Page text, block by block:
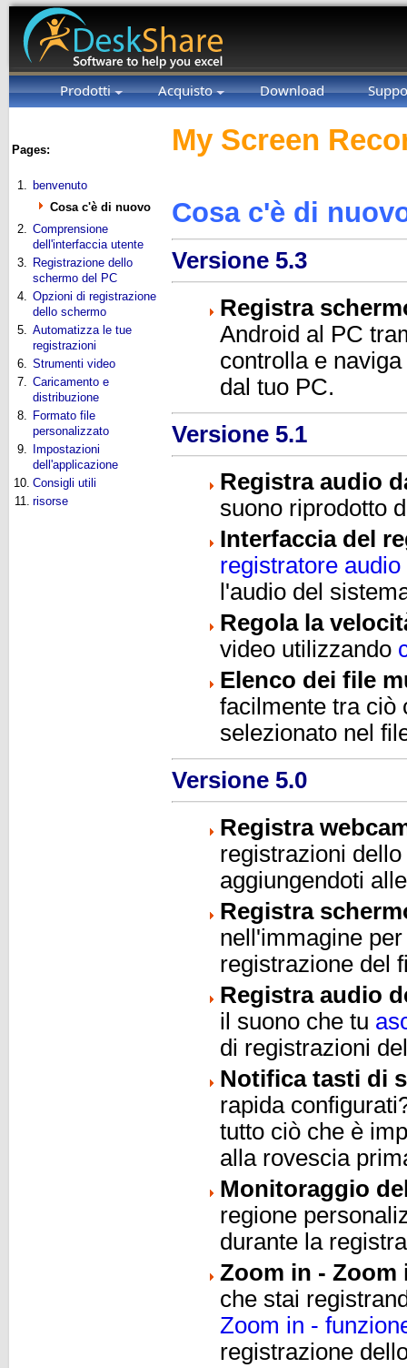
Prodotti Acquisto Download
Pages:
1. benvenuto
Cosa c'è di nuovo
2. Comprensione
dell'interfaccia utente
3. Registrazione dello
schermo del PC
4. Opzioni di registrazione
dello schermo
5. Automatizza le tue
registrazioni
6. Strumenti video
7. Caricamento e
distribuzione
8. Formato file
personalizzato
9.
Impostazioni
dell'applicazione
10. Consigli utili
11. risorse
My Screen
Cosa c'è di
Versione 5.3
Registra
Android al PC
controlla e
dal tuo PC.
Versione 5.1
Registra audio
suono riprodotto
Interfaccia del
registratore audio
l'audio del
Regola la
video utilizzando
Elenco dei file
facilmente tra ciò
selezionato nel
Versione 5.0
Registra
registrazioni
aggiungendoti
Registra
nell'immagine
registrazione del
Registra audio
il suono che tu
di registrazioni
Notifica tasti di
rapida
tutto ciò che è
alla rovescia
Monitoraggio
regione
durante la
Zoom in - Zoom
che stai
Zoom in -
registrazione